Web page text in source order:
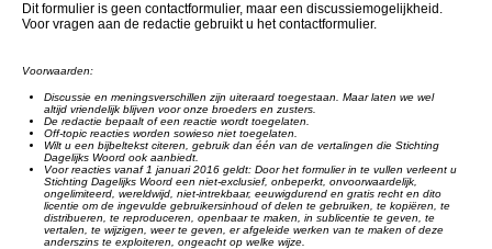
Dit formulier is geen contactformulier, maar een discussiemogelijkheid.
Voor vragen aan de redactie gebruikt u het contactformulier.
Voorwaarden:
Discussie en meningsverschillen zijn uiteraard toegestaan. Maar laten we wel
altijd vriendelijk blijven voor onze broeders en zusters.
De redactie bepaalt of een reactie wordt toegelaten.
Off-topic reacties worden sowieso niet toegelaten.
Wilt u een bijbeltekst citeren, gebruik dan één van de vertalingen die Stichting
Dagelijks Woord ook aanbiedt.
Voor reacties vanaf 1 januari 2016 geldt: Door het formulier in te vullen verleent u
Stichting Dagelijks Woord een niet-exclusief, onbeperkt, onvoorwaardelijk,
ongelimiteerd, wereldwijd, niet-intrekbaar, eeuwigdurend en gratis recht en dito
licentie om de ingevulde gebruikersinhoud of delen te gebruiken, te kopiëren, te
distribueren, te reproduceren, openbaar te maken, in sublicentie te geven, te
vertalen, te wijzigen, weer te geven, er afgeleide werken van te maken of deze
anderszins te exploiteren, ongeacht op welke wijze.